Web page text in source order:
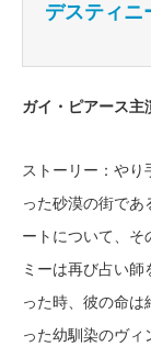
デスティニ
ガイ・ピアース主
ストーリー：やり
った砂漠の街で
ートについて、そ
ミーは再び占い
った時、彼の命
った幼馴染のヴ